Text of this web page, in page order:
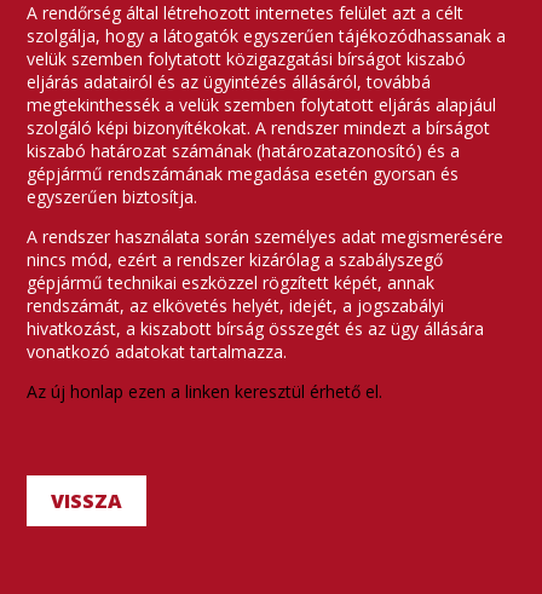
A rendőrség által létrehozott internetes felület azt a célt
szolgálja, hogy a látogatók egyszerűen tájékozódhassanak a
velük szemben folytatott közigazgatási bírságot kiszabó
eljárás adatairól és az ügyintézés állásáról, továbbá
megtekinthessék a velük szemben folytatott eljárás alapjául
szolgáló képi bizonyítékokat. A rendszer mindezt a bírságot
kiszabó határozat számának (határozatazonosító) és a
gépjármű rendszámának megadása esetén gyorsan és
egyszerűen biztosítja.
A rendszer használata során személyes adat megismerésére
nincs mód, ezért a rendszer kizárólag a szabályszegő
gépjármű technikai eszközzel rögzített képét, annak
rendszámát, az elkövetés helyét, idejét, a jogszabályi
hivatkozást, a kiszabott bírság összegét és az ügy állására
vonatkozó adatokat tartalmazza.
Az új honlap ezen a linken keresztül érhető el.
VISSZA